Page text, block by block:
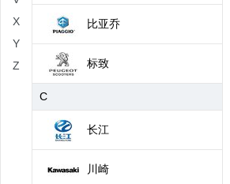
X
Y
Z
比亚乔
标致
C
长江
川崎